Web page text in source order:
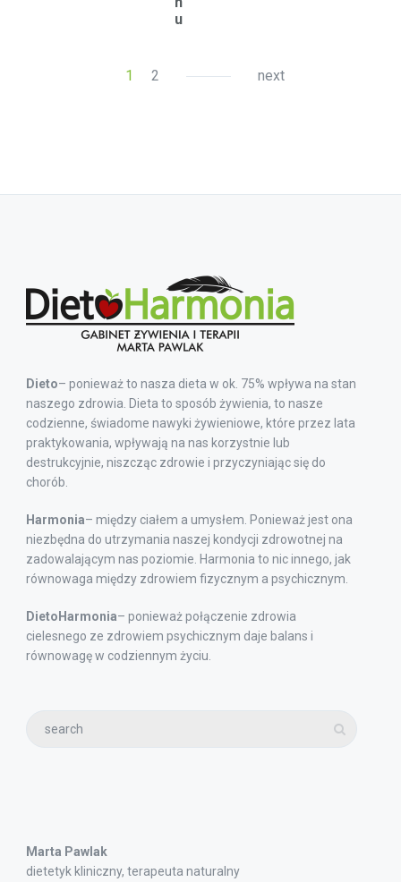
u
1 2 next
Dieto– ponieważ to nasza dieta w ok. 75% wpływa na stan
naszego zdrowia. Dieta to sposób żywienia, to nasze
codzienne, świadome nawyki żywieniowe, które przez lata
praktykowania, wpływają na nas korzystnie lub
destrukcyjnie, niszcząc zdrowie i przyczyniając się do
chorób.
Harmonia– między ciałem a umysłem. Ponieważ jest ona
niezbędna do utrzymania naszej kondycji zdrowotnej na
zadowalającym nas poziomie. Harmonia to nic innego, jak
równowaga między zdrowiem fizycznym a psychicznym.
DietoHarmonia– ponieważ połączenie zdrowia
cielesnego ze zdrowiem psychicznym daje balans i
równowagę w codziennym życiu.
Marta Pawlak
dietetyk kliniczny, terapeuta naturalny